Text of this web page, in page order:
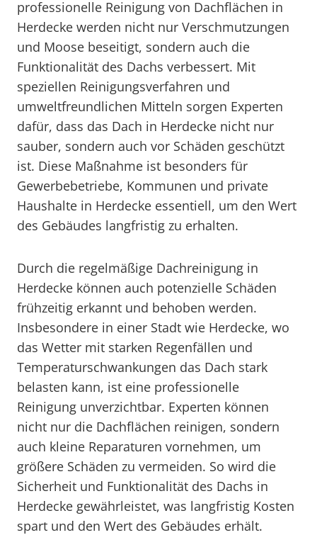
professionelle Reinigung von Dachflächen in
Herdecke werden nicht nur Verschmutzungen
und Moose beseitigt, sondern auch die
Funktionalität des Dachs verbessert. Mit
speziellen Reinigungsverfahren und
umweltfreundlichen Mitteln sorgen Experten
dafür, dass das Dach in Herdecke nicht nur
sauber, sondern auch vor Schäden geschützt
ist. Diese Maßnahme ist besonders für
Gewerbebetriebe, Kommunen und private
Haushalte in Herdecke essentiell, um den Wert
des Gebäudes langfristig zu erhalten.
Durch die regelmäßige Dachreinigung in
Herdecke können auch potenzielle Schäden
frühzeitig erkannt und behoben werden.
Insbesondere in einer Stadt wie Herdecke, wo
das Wetter mit starken Regenfällen und
Temperaturschwankungen das Dach stark
belasten kann, ist eine professionelle
Reinigung unverzichtbar. Experten können
nicht nur die Dachflächen reinigen, sondern
auch kleine Reparaturen vornehmen, um
größere Schäden zu vermeiden. So wird die
Sicherheit und Funktionalität des Dachs in
Herdecke gewährleistet, was langfristig Kosten
spart und den Wert des Gebäudes erhält.